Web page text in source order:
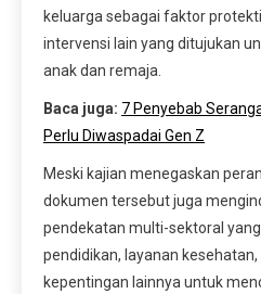
keluarga sebagai faktor
intervensi lain yang ditujukan
anak dan remaja.
Baca juga: 7 Penyebab
Perlu Diwaspadai Gen Z
Meski kajian menegaskan
dokumen tersebut juga
pendekatan multi-sektoral
pendidikan, layanan
kepentingan lainnya untuk